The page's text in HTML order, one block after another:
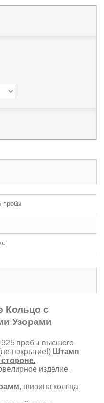
пробы
Кольцо с
Узорами
925 пробы высшего
покрытие!) Штамп
изделие,
ширина кольца